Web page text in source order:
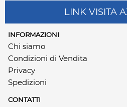
LINK VISITA
INFORMAZIONI
Chi siamo
Condizioni di Vendita
Privacy
Spedizioni
CONTATTI